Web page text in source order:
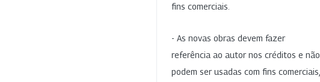
fins comerciais.
- As novas obras devem fazer
referência ao autor nos créditos e não
podem ser usadas com fins comerciais,